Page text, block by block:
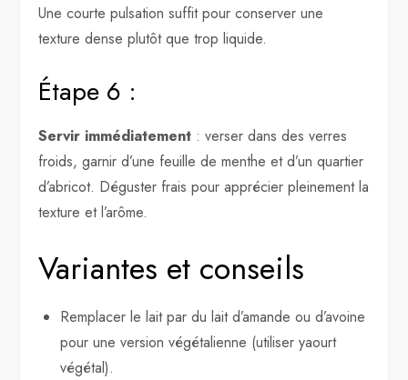
Une courte pulsation suffit pour conserver une
texture dense plutôt que trop liquide.
Étape 6 :
Servir immédiatement : verser dans des verres
froids, garnir d’une feuille de menthe et d’un quartier
d’abricot. Déguster frais pour apprécier pleinement la
texture et l’arôme.
Variantes et conseils
Remplacer le lait par du lait d’amande ou d’avoine
pour une version végétalienne (utiliser yaourt
végétal).